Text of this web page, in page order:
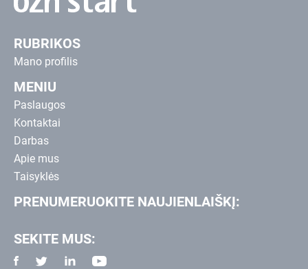
RUBRIKOS
Mano profilis
MENIU
Paslaugos
Kontaktai
Darbas
Apie mus
Taisyklės
PRENUMERUOKITE NAUJIENLAIŠKĮ:
SEKITE MUS: